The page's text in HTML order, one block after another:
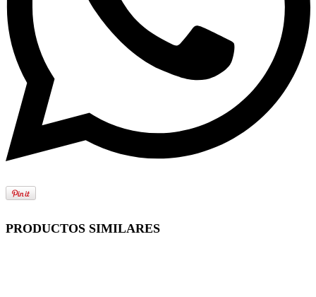
PRODUCTOS SIMILARES